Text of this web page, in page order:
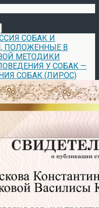
СОБАК И
ПОЛОЖЕННЫЕ В
МЕТОДИКИ
У СОБАК —
СОБАК (ЛИРОС)